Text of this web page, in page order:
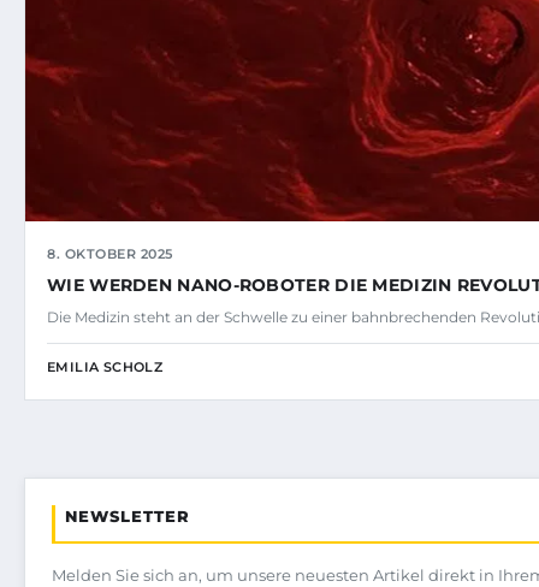
8. OKTOBER 2025
WIE WERDEN NANO-ROBOTER DIE MEDIZIN
Die Medizin steht an der Schwelle zu einer bahnbrechenden
EMILIA SCHOLZ
NEWSLETTER
Melden Sie sich an, um unsere neuesten Artikel direkt in